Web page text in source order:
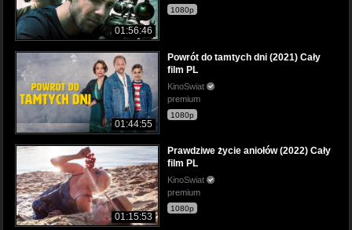
01:56:46
1080p
01:44:55
Powrót do tamtych dni (2021) Cały
film PL
KinoSwiat
premium
1080p
01:15:53
Prawdziwe życie aniołów (2022) Cały
film PL
KinoSwiat
premium
1080p